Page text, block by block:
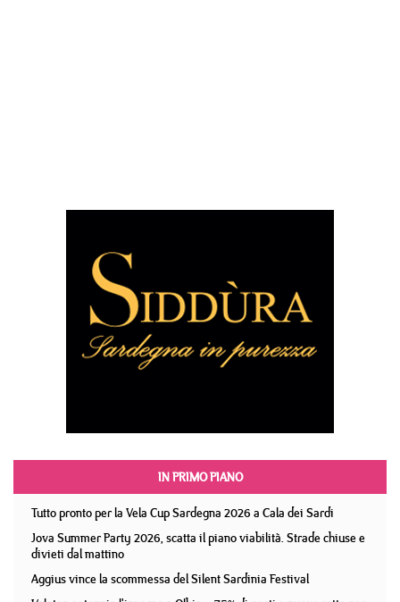
IN PRIMO PIANO
Tutto pronto per la Vela Cup Sardegna 2026 a Cala dei Sardi
Jova Summer Party 2026, scatta il piano viabilità. Strade chiuse e
divieti dal mattino
Aggius vince la scommessa del Silent Sardinia Festival